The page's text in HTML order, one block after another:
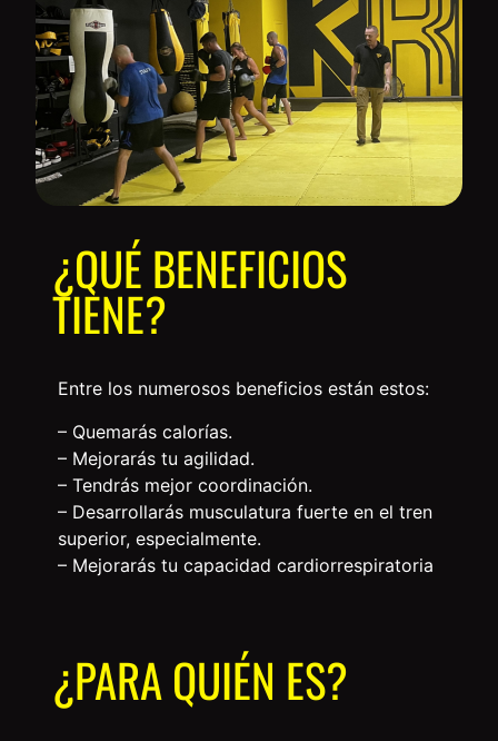
¿QUÉ BENEFICIOS
TIENE?
Entre los numerosos beneficios están estos:
– Quemarás calorías.
– Mejorarás tu agilidad.
– Tendrás mejor coordinación.
– Desarrollarás musculatura fuerte en el tren
superior, especialmente.
– Mejorarás tu capacidad cardiorrespiratoria
¿PARA QUIÉN ES?